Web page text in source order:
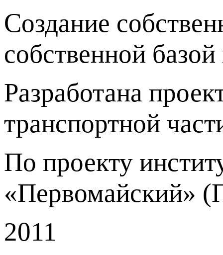
Создание
собственной
Разработана
транспортной
По проекту
«Первомайский»
2011